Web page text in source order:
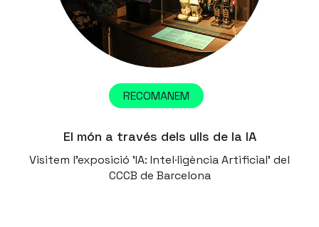
RECOMANEM
El món a través dels ulls de la IA
Visitem l’exposició 'IA: Intel·ligència Artificial' del
CCCB de Barcelona